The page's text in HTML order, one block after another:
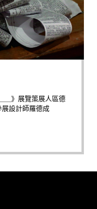
＿》展覽策展人區德
設計師羅德成